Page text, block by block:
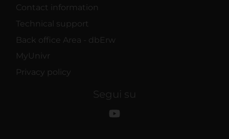
Contact information
Technical support
Back office Area - dbErw
MyUnivr
Privacy policy
Segui su